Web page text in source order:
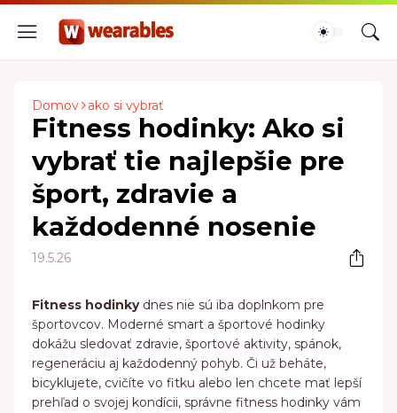
Domov ako si vybrať
Fitness hodinky: Ako si
vybrať tie najlepšie pre
šport, zdravie a
každodenné nosenie
19.5.26
Fitness hodinkydnes nie sú iba doplnkom pre
športovcov. Moderné smart a športové hodinky
dokážu sledovať zdravie, športové aktivity, spánok,
regeneráciu aj každodenný pohyb. Či už beháte,
bicyklujete, cvičíte vo fitku alebo len chcete mať lepší
prehľad o svojej kondícii, správne fitness hodinky vám